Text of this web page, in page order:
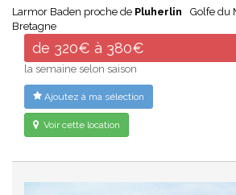
Larmor Baden proche de Pluherlin Golfe du
Bretagne
de 320€ à 380€
la semaine selon saison
Ajoutez à ma sélection
Voir cette location